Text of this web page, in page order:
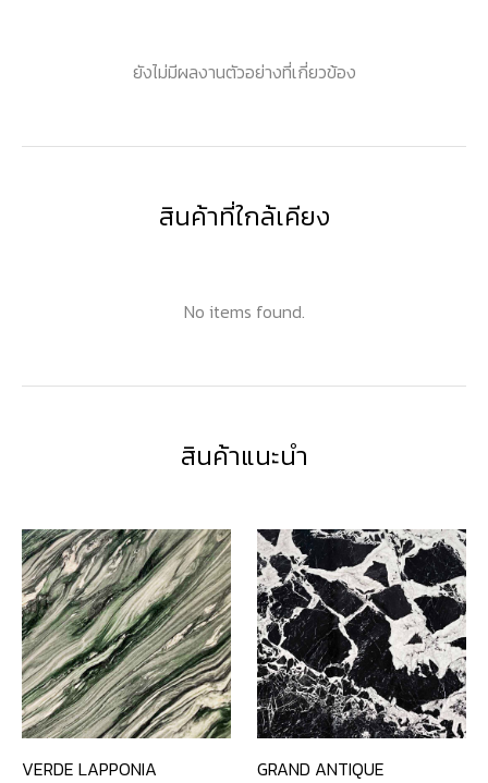
ยังไม่มีผลงานตัวอย่างที่เกี่ยวข้อง
สินค้าที่ใกล้เคียง
No items found.
สินค้าแนะนำ
VERDE LAPPONIA GRAND ANTIQUE